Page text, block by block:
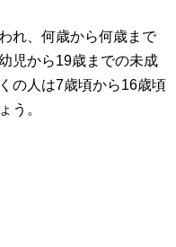
れ、何歳から何歳まで
児から19歳までの未成
の人は7歳頃から16歳頃
う。